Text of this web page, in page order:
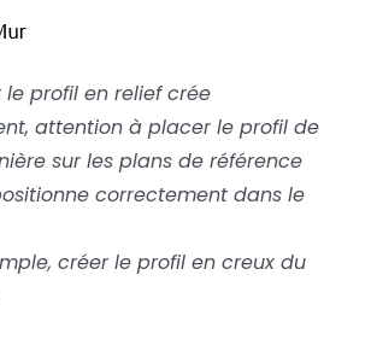
profil en relief crée
attention à placer le profil de
sur les plans de référence
correctement dans le
créer le profil en creux du